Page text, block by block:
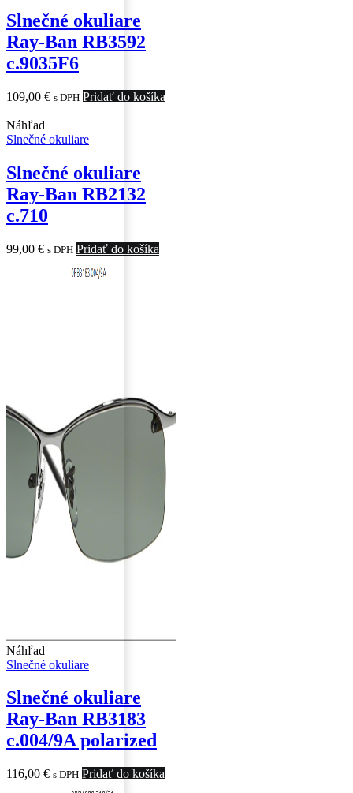
Slnečné okuliare
Ray-Ban RB3592
c.9035F6
109,00 € s DPH Pridať do košíka
Náhľad
Slnečné okuliare
Slnečné okuliare
Ray-Ban RB2132
c.710
99,00 € s DPH Pridať do košíka
Náhľad
Slnečné okuliare
Slnečné okuliare
Ray-Ban RB3183
c.004/9A polarized
116,00 € s DPH Pridať do košíka